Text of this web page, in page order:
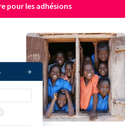
pour les adhésions